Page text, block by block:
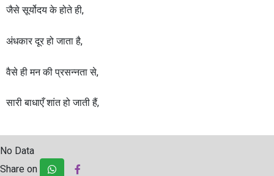
जैसे सूर्योदय के होते ही,
अंधकार दूर हो जाता है,
वैसे ही मन की प्रसन्नता से,
सारी बाधाएँ शांत हो जाती हैं,
No Data
Share on